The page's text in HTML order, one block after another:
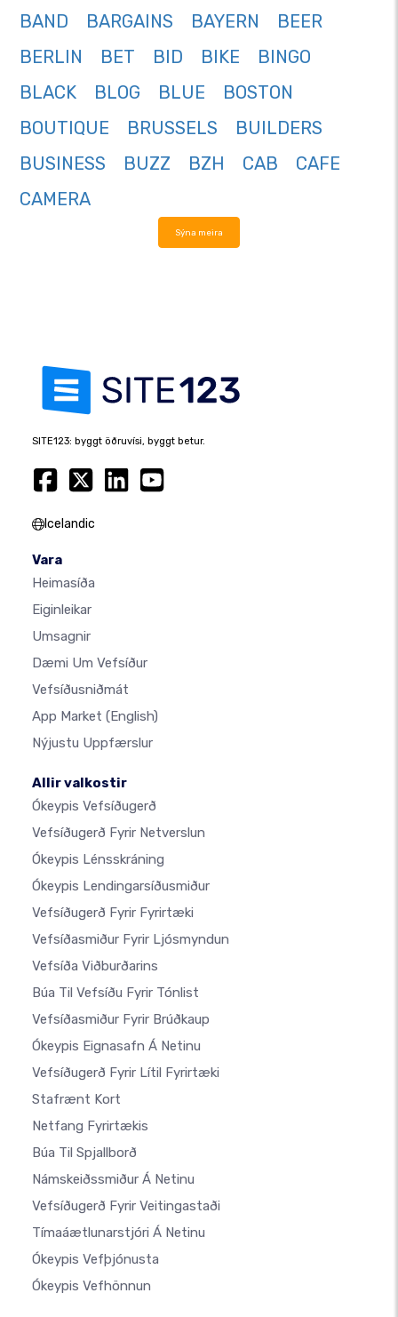
BAND
BARGAINS BAYERN
BEER
BERLIN
BET BID BIKE
BINGO
BLACK
BLOG BLUE
BOSTON
BOUTIQUE
BRUSSELS
BUILDERS
BUSINESS
BUZZ BZH CAB
CAFE
CAMERA
Sýna meira
SITE123: byggt öðruvísi, byggt betur.
Icelandic
Vara
Heimasíða
Eiginleikar
Umsagnir
Dæmi Um Vefsíður
Vefsíðusniðmát
App Market (English)
Nýjustu Uppfærslur
Allir valkostir
Ókeypis Vefsíðugerð
Vefsíðugerð Fyrir Netverslun
Ókeypis Lénsskráning
Ókeypis Lendingarsíðusmiður
Vefsíðugerð Fyrir Fyrirtæki
Vefsíðasmiður Fyrir Ljósmyndun
Vefsíða Viðburðarins
Búa Til Vefsíðu Fyrir Tónlist
Vefsíðasmiður Fyrir Brúðkaup
Ókeypis Eignasafn Á Netinu
Vefsíðugerð Fyrir Lítil Fyrirtæki
Stafrænt Kort
Netfang Fyrirtækis
Búa Til Spjallborð
Námskeiðssmiður Á Netinu
Vefsíðugerð Fyrir Veitingastaði
Tímaáætlunarstjóri Á Netinu
Ókeypis Vefþjónusta
Ókeypis Vefhönnun